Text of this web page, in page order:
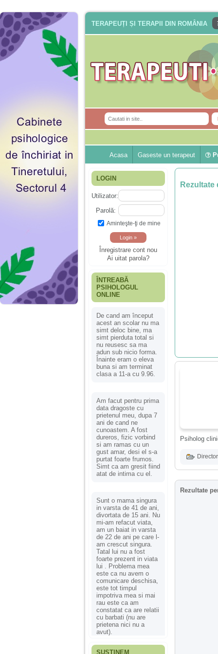
TERAPEUȚI ȘI TERAPII DIN ROMÂNIA
Acasa Gaseste un terapeut
LOGIN
Utilizator:
Parolă:
Aminteşte-ţi de mine
Înregistrare cont nou
Ai uitat parola?
ÎNTREABĂ
PSIHOLOGUL
ONLINE
De cand am început
acest an scolar nu ma
simt deloc bine, ma
simt pierduta total si
nu reusesc sa ma
adun sub nicio forma.
Înainte eram o eleva
buna si am terminat
clasa a 11-a cu 9.96.
Am facut pentru prima
data dragoste cu
prietenul meu, dupa 7
ani de cand ne
cunoastem. A fost
dureros, fizic vorbind
si am ramas cu un
gust amar, desi el s-a
purtat foarte frumos.
Simt ca am gresit fiind
atat de intima cu el.
Sunt o mama singura
in varsta de 41 de ani,
divortata de 15 ani. Nu
mi-am refacut viata,
am un baiat in varsta
de 22 de ani pe care l-
am crescut singura.
Tatal lui nu a fost
foarte prezent in viata
lui . Problema mea
este ca nu avem o
comunicare deschisa,
este tot timpul
impotriva mea si mai
rau este ca am
constatat ca are relatii
cu barbati (nu are
prietena nici nu a
avut).
SUSȚINEM
Rezultate
Psiholog
Rezultate